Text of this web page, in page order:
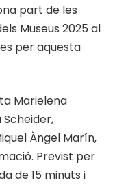
part de les
Museus 2025 al
per aquesta
Marielena
Scheider,
Àngel Marín,
Previst per
de 15 minuts i